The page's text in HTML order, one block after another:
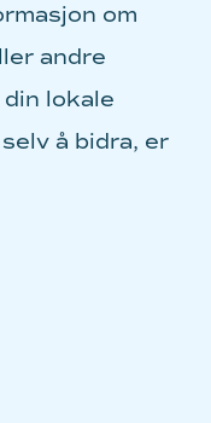
om
andre
lokale
å bidra, er